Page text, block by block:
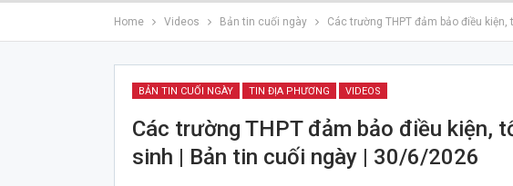
Home Videos Bản tin cuối ngày Các trường THPT đảm bảo điều
BẢN TIN CUỐI NGÀY TIN ĐỊA PHƯƠNG VIDEOS
Các trường THPT đảm bảo điều kiện,
sinh | Bản tin cuối ngày | 30/6/2026